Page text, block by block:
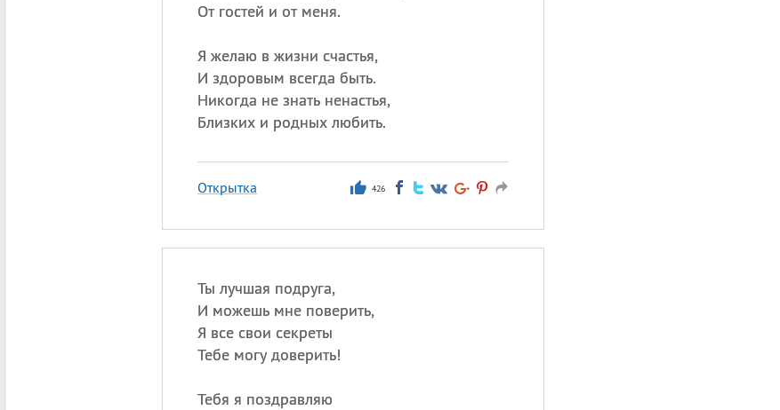
От гостей и от меня.
Я желаю в жизни счастья,
И здоровым всегда быть.
Никогда не знать ненастья,
Близких и родных любить.
Открытка 426
Ты лучшая подруга,
И можешь мне поверить,
Я все свои секреты
Тебе могу доверить!
Тебя я поздравляю